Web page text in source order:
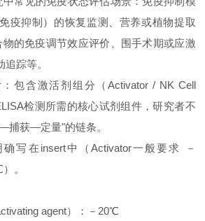
疫抑制）的恢复监测、营养或植物提取
的免疫调节效应评价、围手术期或应激
踪等。
包含激活剂组分（Activator / NK Cell
检测所需的核心试剂组件，研究者不
捕获—定量"的链条。
写在insert中（Activator一般要求 －
。
agent）：－20℃